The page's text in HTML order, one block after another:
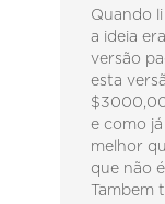
Quando
a ideia
versão
esta
e como
melhor
que não
Tambem